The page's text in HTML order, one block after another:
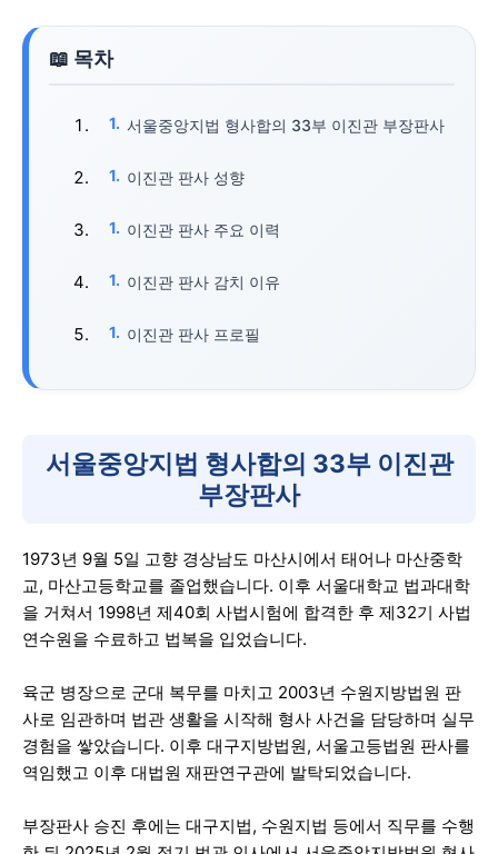
서울중앙지법 형사합의 33부 이진관 부장판사
이진관 판사 성향
이진관 판사 주요 이력
이진관 판사 감치 이유
이진관 판사 프로필
서울중앙지법 형사합의 33부 이진관
부장판사
1973년 9월 5일 고향 경상남도 마산시에서 태어나 마산중학
교, 마산고등학교를 졸업했습니다. 이후 서울대학교 법과대학
을 거쳐서 1998년 제40회 사법시험에 합격한 후 제32기 사법
연수원을 수료하고 법복을 입었습니다.
육군 병장으로 군대 복무를 마치고 2003년 수원지방법원 판
사로 임관하며 법관 생활을 시작해 형사 사건을 담당하며 실무
경험을 쌓았습니다. 이후 대구지방법원, 서울고등법원 판사를
역임했고 이후 대법원 재판연구관에 발탁되었습니다.
부장판사 승진 후에는 대구지법, 수원지법 등에서 직무를 수행